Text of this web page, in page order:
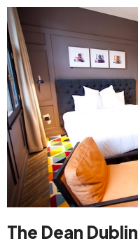
The Dean Dublin